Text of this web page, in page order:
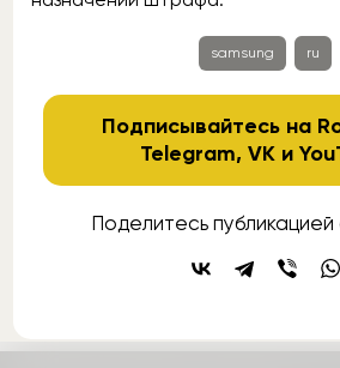
samsung ru
Подписывайтесь на
Telegram,VK и
Поделитесь публикацией